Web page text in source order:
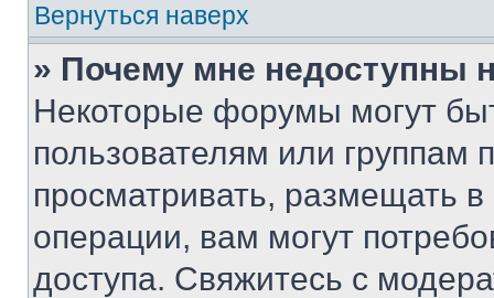
Вернуться наверх
» Почему мне недоступны
Некоторые форумы могут
пользователям или группам
просматривать, размещать
операции, вам могут
доступа. Свяжитесь с